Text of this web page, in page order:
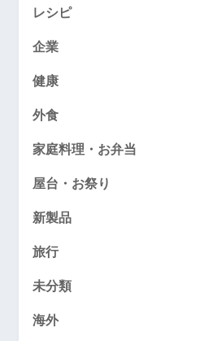
レシピ
企業
健康
外食
家庭料理・お弁当
屋台・お祭り
新製品
旅行
未分類
海外